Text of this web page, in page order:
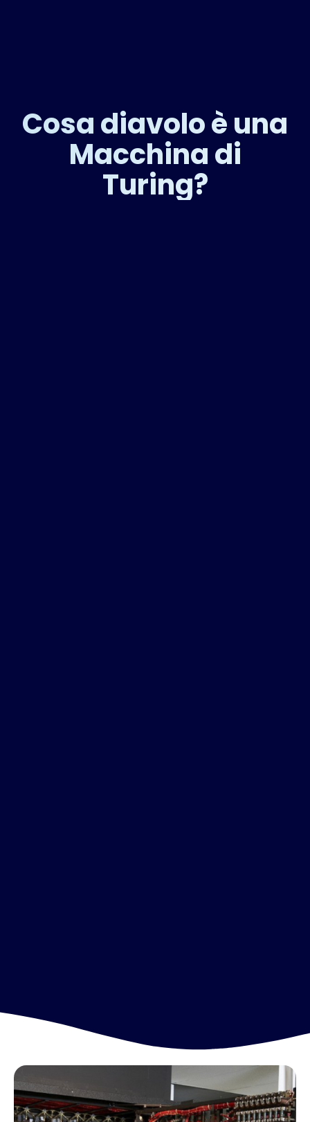
Cosa diavolo è una
Macchina di
Turing?